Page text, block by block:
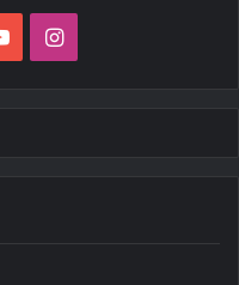
YouTubeInstagram